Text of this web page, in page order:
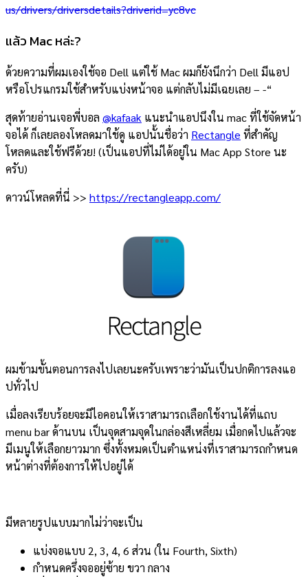
us/drivers/driversdetails?driverid=yc8vc
แล้ว Mac หล่ะ?
ด้วยความที่ผมเองใช้จอ Dell แต่ใช้ Mac ผมก็ยังนึกว่า Dell มีแอป
หรือโปรแกรมใช้สำหรับแบ่งหน้าจอ แต่กลับไม่มีเฉยเลย – -“
สุดท้ายอ่านเจอพี่บอล @kafaak แนะนำแอปนึงใน mac ที่ใช้จัดหน้า
จอได้ ก็เลยลองโหลดมาใช้ดู แอปนั้นชื่อว่า Rectangle ที่สำคัญ
โหลดและใช้ฟรีด้วย! (เป็นแอปที่ไม่ได้อยู่ใน Mac App Store นะ
ครับ)
ดาวน์โหลดที่นี่ >> https://rectangleapp.com/
ผมข้ามขั้นตอนการลงไปเลยนะครับเพราะว่ามันเป็นปกติการลงแอ
ปทั่วไป
เมื่อลงเรียบร้อยจะมีไอคอนให้เราสามารถเลือกใช้งานได้ที่แถบ
menu bar ด้านบน เป็นจุดสามจุดในกล่องสีเหลี่ยม เมื่อกดไปแล้วจะ
มีเมนูให้เลือกยาวมาก ซึ่งทั้งหมดเป็นตำแหน่งที่เราสามารถกำหนด
หน้าต่างที่ต้องการให้ไปอยู่ได้
มีหลายรูปแบบมากไม่ว่าจะเป็น
แบ่งจอแบบ 2, 3, 4, 6 ส่วน (ใน Fourth, Sixth)
กำหนดครึ่งจออยู่ซ้าย ขวา กลาง